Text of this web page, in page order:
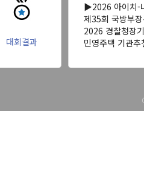
대회결과
▶2026 아이치-
제35회 국방부
2026 경찰청장
민영주택 기관